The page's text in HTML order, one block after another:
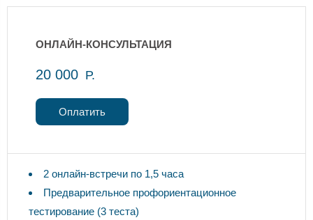
ОНЛАЙН-КОНСУЛЬТАЦИЯ
20 000 Р.
Оплатить
2 онлайн-встречи по 1,5 часа
Предварительное профориентационное
тестирование (3 теста)